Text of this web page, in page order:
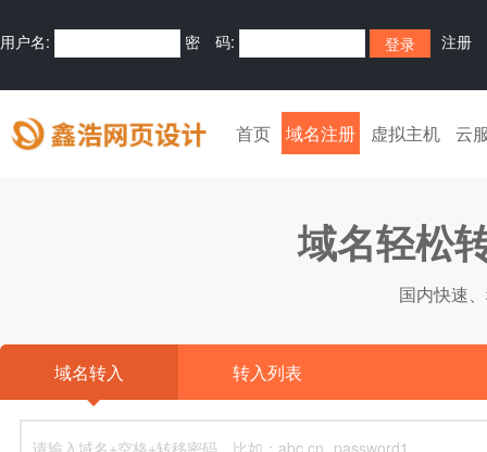
用户名: 密 码: 注册
首页 域名注册 虚拟主机 云
域名轻松
国内快速
域名转入 转入列表